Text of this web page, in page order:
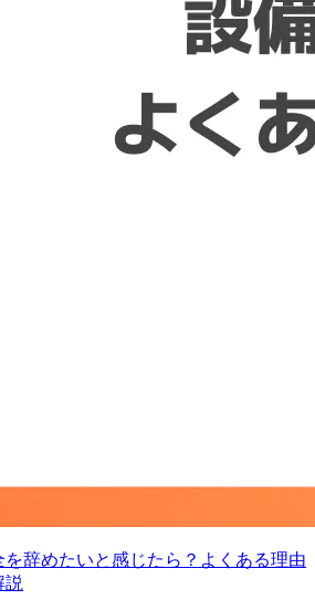
辞めたいと感じたら？よくある理由
説